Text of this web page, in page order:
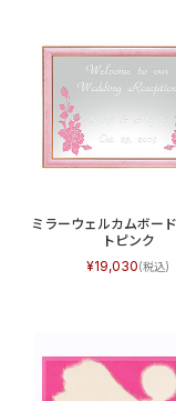
ミラーウェルカムボー
トピンク
19,030